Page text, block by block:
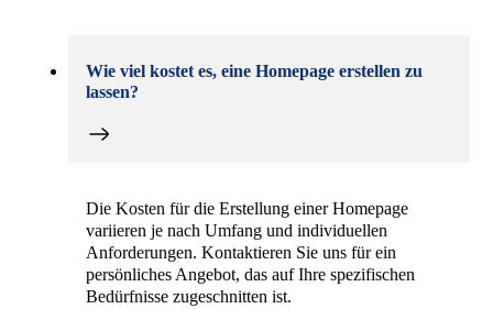
Wie viel kostet es, eine Homepage erstellen zu
lassen?
Die Kosten für die Erstellung einer Homepage
variieren je nach Umfang und individuellen
Anforderungen. Kontaktieren Sie uns für ein
persönliches Angebot, das auf Ihre spezifischen
Bedürfnisse zugeschnitten ist.